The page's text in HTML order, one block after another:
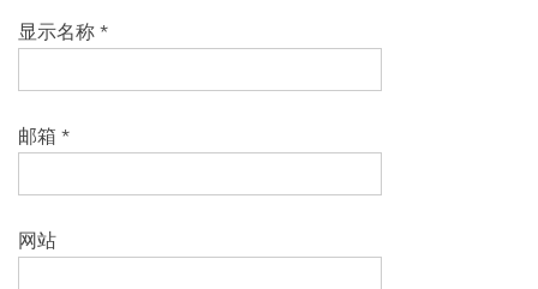
显示名称 *
邮箱 *
网站